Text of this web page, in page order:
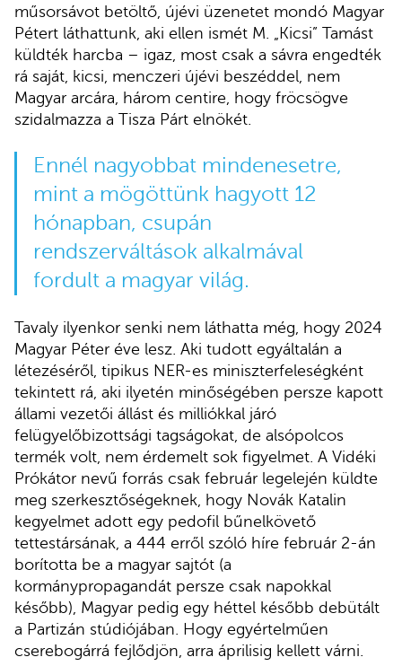
műsorsávot betöltő, újévi üzenetet mondó Magyar
Pétert láthattunk, aki ellen ismét M. „Kicsi” Tamást
küldték harcba – igaz, most csak a sávra engedték
rá saját, kicsi, menczeri újévi beszéddel, nem
Magyar arcára, három centire, hogy fröcsögve
szidalmazza a Tisza Párt elnökét.
Ennél nagyobbat mindenesetre,
mint a mögöttünk hagyott 12
hónapban, csupán
rendszerváltások alkalmával
fordult a magyar világ.
Tavaly ilyenkor senki nem láthatta még, hogy 2024
Magyar Péter éve lesz. Aki tudott egyáltalán a
létezéséről, tipikus NER-es miniszterfeleségként
tekintett rá, aki ilyetén minőségében persze kapott
állami vezetői állást és milliókkal járó
felügyelőbizottsági tagságokat, de alsópolcos
termék volt, nem érdemelt sok figyelmet. A Vidéki
Prókátor nevű forrás csak február legelején küldte
meg szerkesztőségeknek, hogy Novák Katalin
kegyelmet adott egy pedofil bűnelkövető
tettestársának, a 444 erről szóló híre február 2-án
borította be a magyar sajtót (a
kormánypropagandát persze csak napokkal
később), Magyar pedig egy héttel később debütált
a Partizán stúdiójában. Hogy egyértelműen
cserebogárrá fejlődjön, arra áprilisig kellett várni.